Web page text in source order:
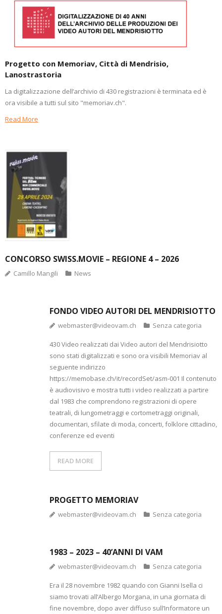
Progetto con Memoriav, Città di Mendrisio,
Lanostrastoria
La digitalizzazione dell’archivio di 430 registrazioni è terminata ed è
ora visibile a tutti sul sito "memoriav.ch".
Read More
CONCORSO SWISS.MOVIE – REGIONE 4 – 2026
Camillo Mangili News
FONDO VIDEO AUTORI DEL MENDRISIOTTO
webmaster@videovam.ch Senza categoria
430 Video realizzati dai Video autori del Mendrisiotto
sono stati digitalizzati e sono ora visibili Memoriav al
seguente indirizzo
https://memobase.ch/it/recordSet/asm-001 Il contenuto
è audiovisivo e mostra tutti i video realizzati a partire
dal 1983 che comprendono registrazioni di opere
teatrali, di lungometraggi e cortometraggi originali,
documentari, sfilate di moda, concerti, folklore cittadino,
conferenze ed eventi
READ MORE
PROGETTO MEMORIAV
webmaster@videovam.ch Senza categoria
1983 – 2023 – 40’ANNI DI VAM
webmaster@videovam.ch Senza categoria
Era il 28 novembre 1982 quando con Gianni Isella ci
siamo trovati all’Albergo Morgana, in una giornata di
fine novembre, dopo aver diffuso sull’Informatore un